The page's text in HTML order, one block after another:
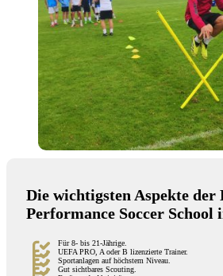
Die wichtigsten Aspekte der
Performance Soccer School
Für 8- bis 21-Jährige.
UEFA PRO, A oder B lizenzierte Trainer.
Sportanlagen auf höchstem Niveau.
Gut sichtbares Scouting.